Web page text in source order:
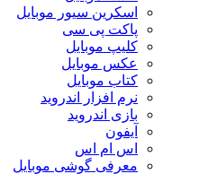
اسکرین سیور موبایل
پاکت پی سی
کلیپ موبایل
عکس موبایل
کتاب موبایل
نرم افزار اندروید
بازی اندروید
آیفون
اس ام اس
معرفی گوشی موبایل